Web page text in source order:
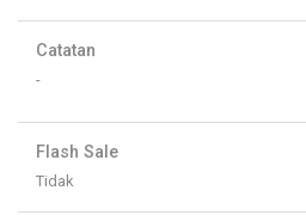
Catatan
-
Flash Sale
Tidak